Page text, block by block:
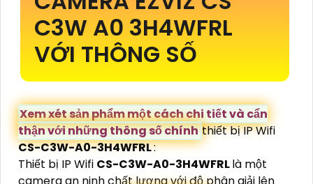
C3W A0 3H4WFRL
VỚI THÔNG SỐ
Xem xét sản phẩm một cách chi tiết và cẩn
thận với những thông số chínhthiết bị IP Wifi
CS-C3W-A0-3H4WFRL:
Thiết bị IP Wifi CS-C3W-A0-3H4WFRLlà một
camera an ninh chất lượng với độ phân giải lên